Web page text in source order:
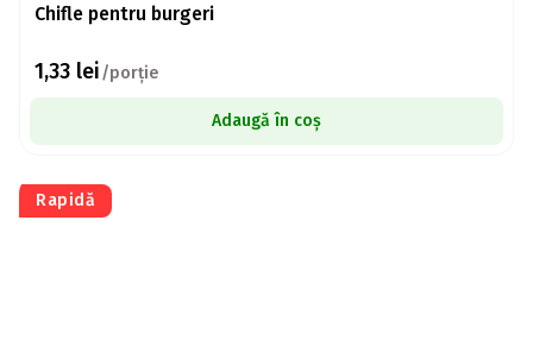
Chifle pentru burgeri
1,33 lei/porție
Adaugă în coș
Rapidă